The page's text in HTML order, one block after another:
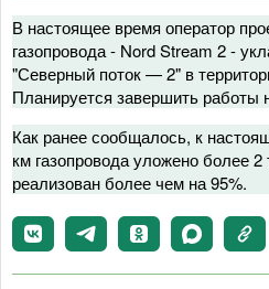
В настоящее время оператор
газопровода - Nord Stream 2 -
"Северный поток — 2" в
Планируется завершить работы
Как ранее сообщалось, к
км газопровода уложено более
реализован более чем на 95%.